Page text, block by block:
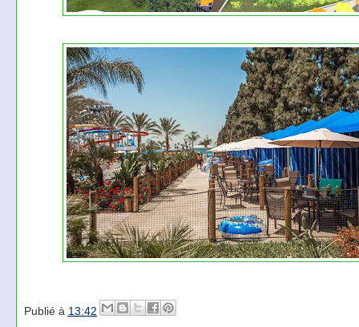
Publié à 13:42